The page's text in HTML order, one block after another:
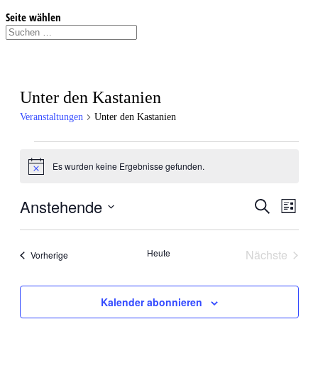
Seite wählen
Unter den Kastanien
Veranstaltungen Unter den Kastanien
Veranstaltungen
HinweisEs wurden keine Ergebnisse gefunden.
Suche
und
Suche
Liste
Anstehende
VorherigeVeranstaltungen Heute
Nächste
Kalender abonnieren